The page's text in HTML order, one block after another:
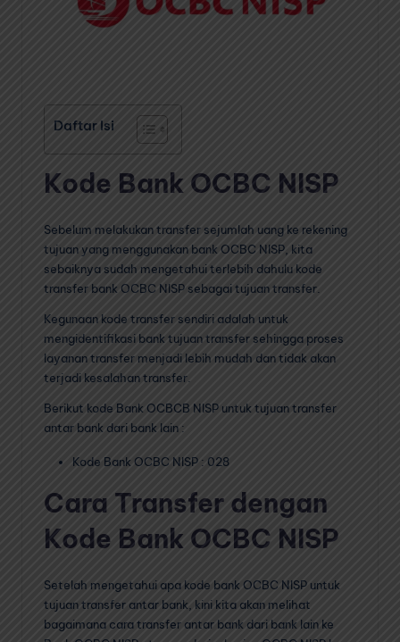
Daftar Isi
Kode Bank OCBC NISP
Sebelum melakukan transfer sejumlah uang ke rekening
tujuan yang menggunakan bank OCBC NISP, kita
sebaiknya sudah mengetahui terlebih dahulu kode
transfer bank OCBC NISP sebagai tujuan transfer.
Kegunaan kode transfer sendiri adalah untuk
mengidentifikasi bank tujuan transfer sehingga proses
layanan transfer menjadi lebih mudah dan tidak akan
terjadi kesalahan transfer.
Berikut kode Bank OCBCB NISP untuk tujuan transfer
antar bank dari bank lain :
Kode Bank OCBC NISP : 028
Cara Transfer dengan
Kode Bank OCBC NISP
Setelah mengetahui apa kode bank OCBC NISP untuk
tujuan transfer antar bank, kini kita akan melihat
bagaimana cara transfer antar bank dari bank lain ke